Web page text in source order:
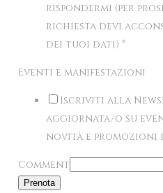
rispondermi (per
richiesta devi
dei tuoi dati) *
Eventi e manifestazioni
Iscriviti alla
aggiornata/o su
novità e promozioni
Comment
Prenota